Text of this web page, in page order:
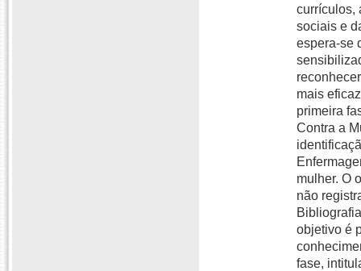
currículos,
sociais e
espera-se
mais
primeira
Contra a
mulher. O
não
objetivo é
fase,